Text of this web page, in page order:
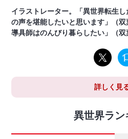
イラストレーター。「異世界転生
の声を堪能したいと思います」（
導具師はのんびり暮らしたい」（双
詳しく見
異世界ラン